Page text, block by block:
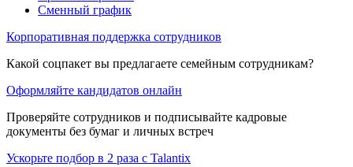
Сменный график
Корпоративная поддержка сотрудников
Какой соцпакет вы предлагаете семейным сотрудникам?
Оформляйте кандидатов онлайн
Проверяйте сотрудников и подписывайте кадровые
документы без бумаг и личных встреч
Ускорьте подбор в 2 раза с Talantix